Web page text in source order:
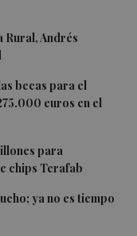
Rural, Andrés
becas para el
euros en el
para
chips Terafab
ya no es tiempo